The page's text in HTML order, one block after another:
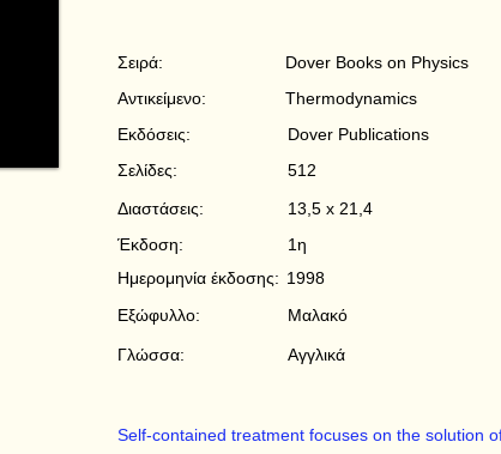
Dover Books on Physics
Thermodynamics
Dover Publications
512
13,5 x 21,4
1η
1998
Μαλακό
Αγγλικά
Σειρά:
Αντικείμενο:
Εκδόσεις:
Σελίδες:
Διαστάσεις:
Έκδοση:
Ημερομηνία έκδοσης:
Εξώφυλλο:
Γλώσσα:
Self-contained treatment focuses on the solution